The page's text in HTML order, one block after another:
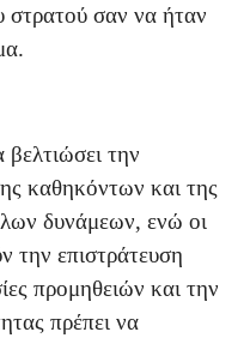
στρατού σαν να ήταν
την
καθηκόντων και της
δυνάμεων, ενώ οι
την επιστράτευση
προμηθειών και την
πρέπει να